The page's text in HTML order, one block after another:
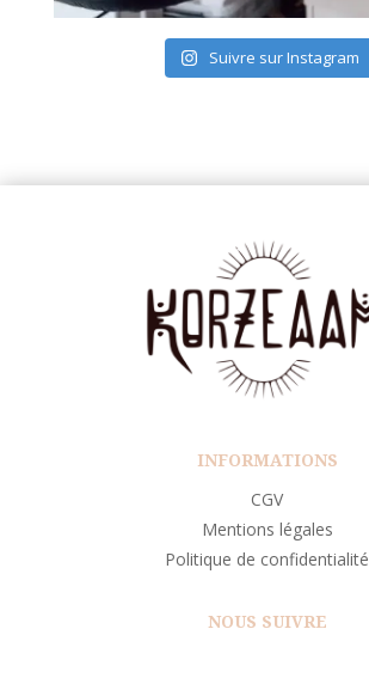
Suivre sur Instagram
INFORMATIONS
CGV
Mentions légales
Politique de confidentialité
NOUS SUIVRE